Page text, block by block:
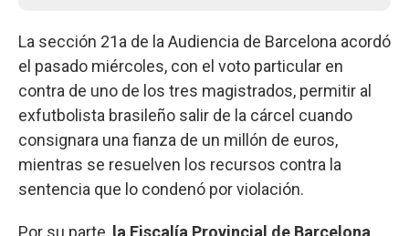
La sección 21a de la Audiencia de Barcelona acordó
el pasado miércoles, con el voto particular en
contra de uno de los tres magistrados, permitir al
exfutbolista brasileño salir de la cárcel cuando
consignara una fianza de un millón de euros,
mientras se resuelven los recursos contra la
sentencia que lo condenó por violación.
Por su parte, la Fiscalía Provincial de Barcelona